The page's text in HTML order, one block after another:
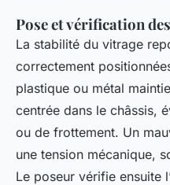
Pose et vérification
La stabilité du vitrage
correctement
plastique ou métal
centrée dans le châssis,
ou de frottement. Un
une tension mécanique,
Le poseur vérifie ensuite